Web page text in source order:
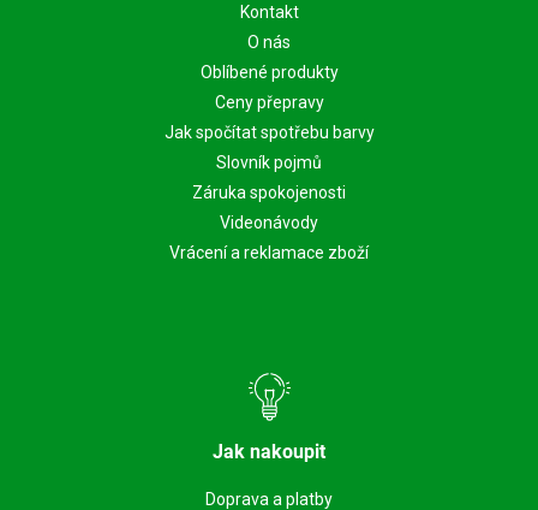
Kontakt
O nás
Oblíbené produkty
Ceny přepravy
Jak spočítat spotřebu barvy
Slovník pojmů
Záruka spokojenosti
Videonávody
Vrácení a reklamace zboží
Jak nakoupit
Doprava a platby